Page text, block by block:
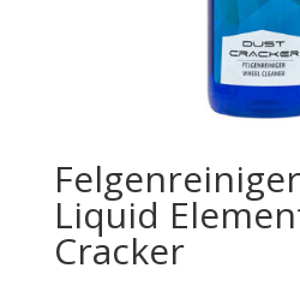
Liquid
Cracker